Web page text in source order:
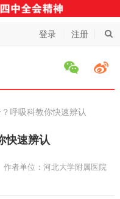
登录 注册
呼吸科教你快速辨认
快速辨认
作者单位：河北大学附属医院